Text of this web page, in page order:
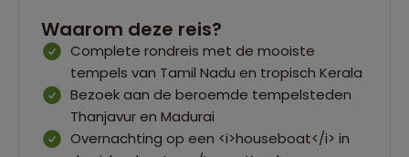
Waarom deze reis?
Complete rondreis met de mooiste
tempels van Tamil Nadu en tropisch Kerala
Bezoek aan de beroemde tempelsteden
Thanjavur en Madurai
Overnachting op een <i>houseboat</i> in